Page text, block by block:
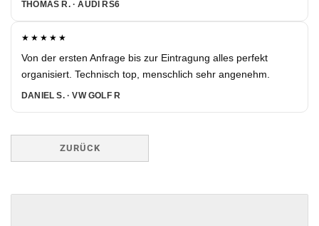
THOMAS R. · AUDI RS6
★★★★★
Von der ersten Anfrage bis zur Eintragung alles perfekt
organisiert. Technisch top, menschlich sehr angenehm.
DANIEL S. · VW GOLF R
ZURÜCK